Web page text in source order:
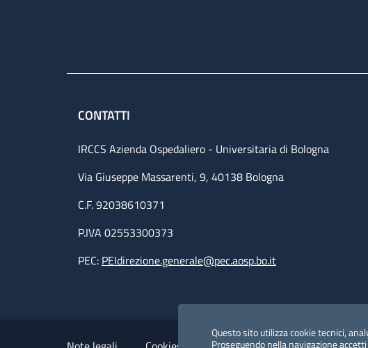
Questo sito utilizza cookie tecnici,
Proseguendo nella navigazione
CONTATTI
IRCCS Azienda Ospedaliero - Universitaria di Bologna
Via Giuseppe Massarenti, 9, 40138 Bologna
C.F. 92038610371
P.IVA 02553300373
PEC: PEIdirezione.generale@pec.aosp.bo.it
Small prints
Useful links section